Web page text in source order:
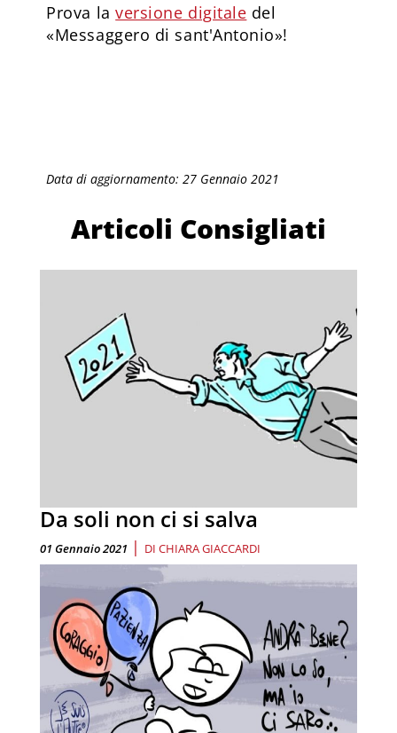
Prova laversione digitale del
«Messaggero di sant'Antonio»!
Data di aggiornamento: 27 Gennaio 2021
Articoli Consigliati
Da soli non ci si salva
01 Gennaio 2021 | DI CHIARA GIACCARDI